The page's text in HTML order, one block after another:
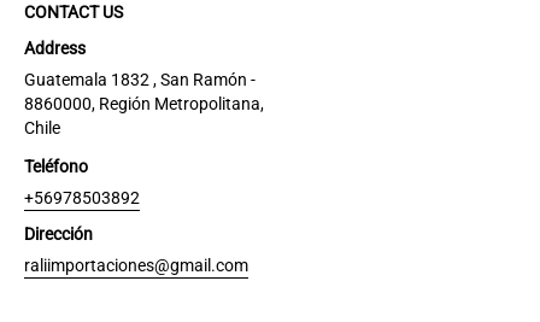
CONTACT US
Address
Guatemala 1832 , San Ramón -
8860000, Región Metropolitana,
Chile
Teléfono
+56978503892
Dirección
raliimportaciones@gmail.com